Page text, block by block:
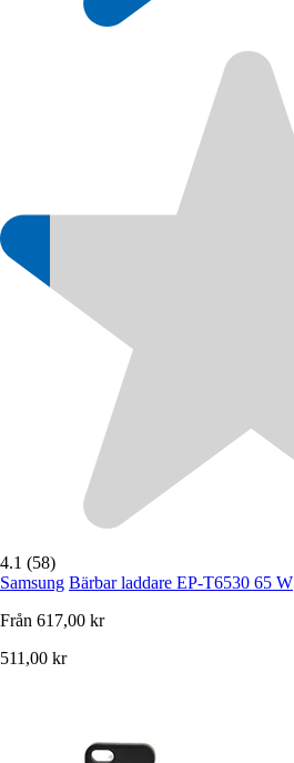
4.1 (58)
Samsung Bärbar laddare EP-T6530 65 W
Från 617,00 kr
511,00 kr